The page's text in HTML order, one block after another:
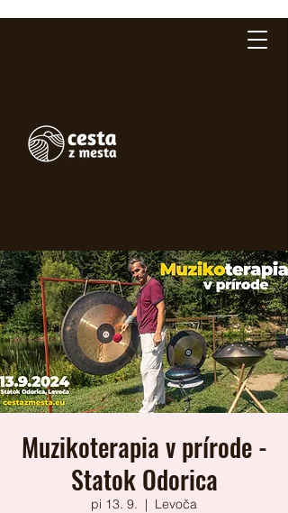
Muzikoterapia v prírode -
Statok Odorica
pi 13. 9.
  |
Levoča